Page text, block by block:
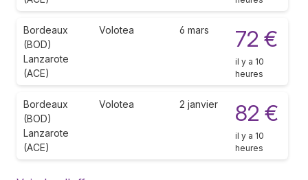
Bordeaux
(BOD)
Lanzarote
(ACE)
Volotea 6 mars 72 €
il y a 10
heures
Bordeaux
(BOD)
Lanzarote
(ACE)
Volotea 2 janvier 82 €
il y a 10
heures